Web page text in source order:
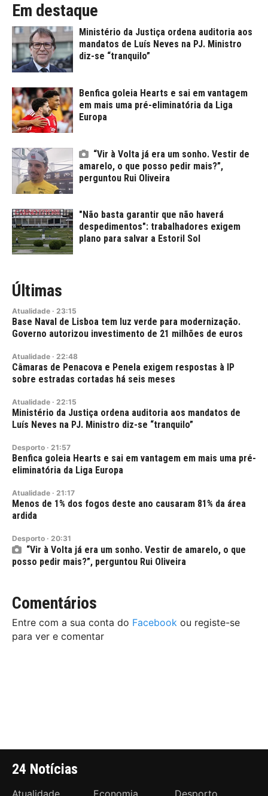
Em destaque
Ministério da Justiça ordena auditoria aos
mandatos de Luís Neves na PJ. Ministro
diz-se “tranquilo”
Benfica goleia Hearts e sai em vantagem
em mais uma pré-eliminatória da Liga
Europa
“Vir à Volta já era um sonho. Vestir de
amarelo, o que posso pedir mais?”,
perguntou Rui Oliveira
"Não basta garantir que não haverá
despedimentos": trabalhadores exigem
plano para salvar a Estoril Sol
Últimas
Atualidade · 23:15
Base Naval de Lisboa tem luz verde para modernização.
Governo autorizou investimento de 21 milhões de euros
Atualidade · 22:48
Câmaras de Penacova e Penela exigem respostas à IP
sobre estradas cortadas há seis meses
Atualidade · 22:15
Ministério da Justiça ordena auditoria aos mandatos de
Luís Neves na PJ. Ministro diz-se “tranquilo”
Desporto · 21:57
Benfica goleia Hearts e sai em vantagem em mais uma pré-
eliminatória da Liga Europa
Atualidade · 21:17
Menos de 1% dos fogos deste ano causaram 81% da área
ardida
Desporto · 20:31
“Vir à Volta já era um sonho. Vestir de amarelo, o que
posso pedir mais?”, perguntou Rui Oliveira
Comentários
Entre com a sua conta do Facebook ou registe-se
para ver e comentar
24 Notícias